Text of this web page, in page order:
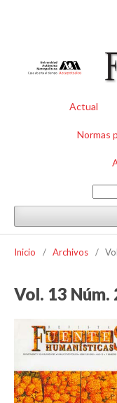
Actual
Normas
Inicio / Archivos /
Vol. 13 Núm.